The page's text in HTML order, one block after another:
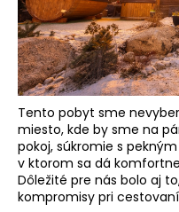
Tento pobyt sme
miesto, kde by sme na
pokoj, súkromie s
v ktorom sa dá
Dôležité pre nás bolo aj
kompromisy pri
j
s
ť
?